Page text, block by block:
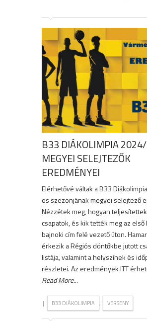
B33 DIÁKOLIMPIA
MEGYEI SELEJTEZŐK
EREDMÉNYEI
Elérhetővé váltak a B33
ös szezonjának megyei selejtező
Nézzétek meg, hogyan
csapatok, és kik tették meg az első
bajnoki cím felé vezető úton.
érkezik a Régiós döntőkbe jutott
listája, valamint a helyszínek és
részletei. Az eredmények ITT
Read More...
| B33 DIÁKOLIMPIA , VERSENY